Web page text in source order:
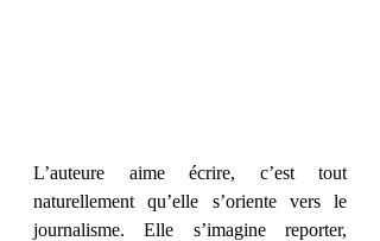
L’auteure aime écrire, c’est tout
naturellement qu’elle s’oriente vers le
journalisme. Elle s’imagine reporter,